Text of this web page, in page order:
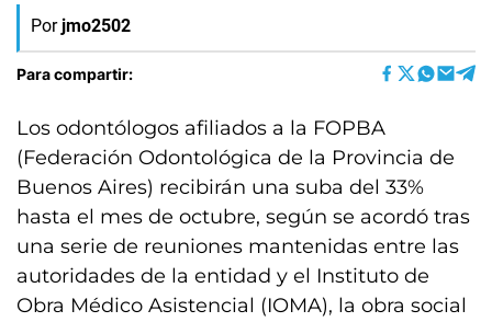
Por jmo2502
Para compartir:
Los odontólogos afiliados a la FOPBA
(Federación Odontológica de la Provincia de
Buenos Aires) recibirán una suba del 33%
hasta el mes de octubre, según se acordó tras
una serie de reuniones mantenidas entre las
autoridades de la entidad y el Instituto de
Obra Médico Asistencial (IOMA), la obra social